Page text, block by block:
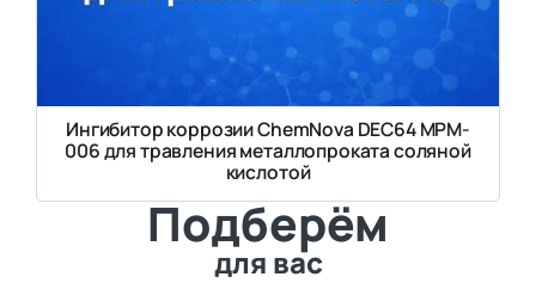
Ингибитор коррозии ChemNova DEC64 MPM-
006 для травления металлопроката соляной
кислотой
Подберём
для вас